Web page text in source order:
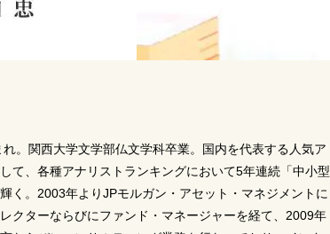
。関西大学文学部仏文学科卒業。国内を代表する人気ア
て、各種アナリストランキングにおいて5年連続「中小型
く。2003年よりJPモルガン・アセット・マネジメントに
クターならびにファンド・マネージャーを経て、2009年